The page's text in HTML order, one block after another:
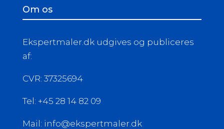
Om os
Ekspertmaler.dk udgives og publiceres
af:
CVR: 37325694
Tel: +45 28 14 82 09
Mail: info@ekspertmaler.dk